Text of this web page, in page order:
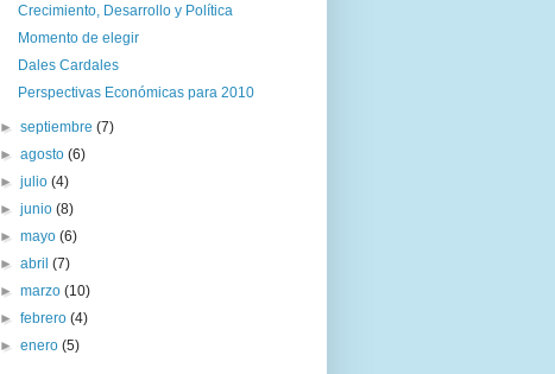
Crecimiento, Desarrollo y Política
Momento de elegir
Dales Cardales
Perspectivas Económicas para 2010
►septiembre(7)
►agosto(6)
►julio(4)
►junio(8)
►mayo(6)
►abril(7)
►marzo(10)
►febrero(4)
►enero(5)